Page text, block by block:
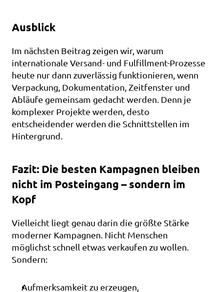
Ausblick
Im nächsten Beitrag zeigen wir, warum
internationale Versand- und Fulfillment-Prozesse
heute nur dann zuverlässig funktionieren, wenn
Verpackung, Dokumentation, Zeitfenster und
Abläufe gemeinsam gedacht werden. Denn je
komplexer Projekte werden, desto
entscheidender werden die Schnittstellen im
Hintergrund.
Fazit: Die besten Kampagnen bleiben
nicht im Posteingang – sondern im
Kopf
Vielleicht liegt genau darin die größte Stärke
moderner Kampagnen. Nicht Menschen
möglichst schnell etwas verkaufen zu wollen.
Sondern:
Aufmerksamkeit zu erzeugen,